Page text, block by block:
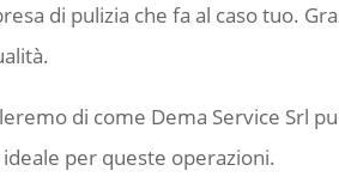
di pulizia che fa al caso tuo.
di come Dema Service Srl
per queste operazioni.